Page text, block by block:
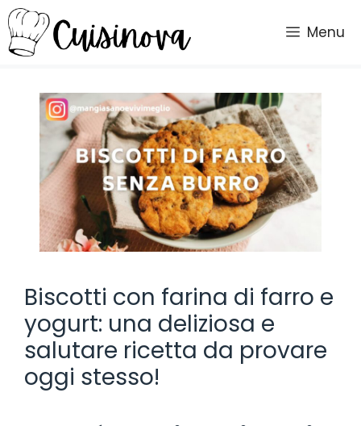
Vai
al
contenuto
Menu
Biscotti con farina di farro e
yogurt: una deliziosa e
salutare ricetta da provare
oggi stesso!